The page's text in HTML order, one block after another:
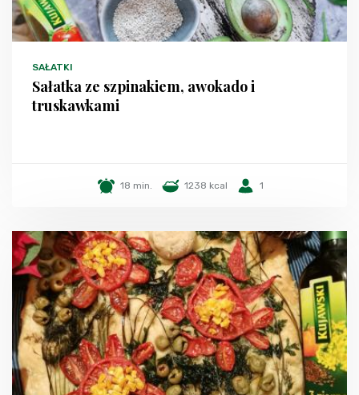
SAŁATKI
Sałatka ze szpinakiem, awokado i
truskawkami
18 min. 1238 kcal 1